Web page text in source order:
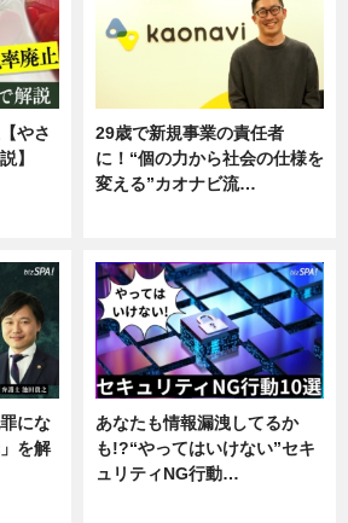
やさ
】
29歳で新規事業の責任者
に！“個の力から社会の仕様を
変える”カオナビ流…
にな
を解
あなたも情報漏洩してるか
も!?“やってはいけない”セキ
ュリティNG行動…